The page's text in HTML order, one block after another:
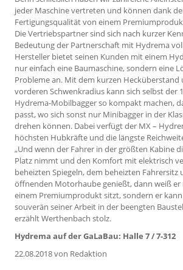
jeder Maschine vertreten und können dank
Fertigungsqualität von einem
Die Vertriebspartner sind sich nach kurzer
Bedeutung der Partnerschaft mit Hydrema
Hersteller bietet seinen Kunden mit einem
nur einfach eine Baumaschine, sondern eine
Probleme an. Mit dem kurzen Hecküberstand
vorderen Schwenkradius kann sich selbst der
Hydrema-Mobilbagger so kompakt machen,
passt, wo sich sonst nur Minibagger in der
drehen können. Dabei verfügt der MX –
höchsten Hubkräfte und die längste
„Und wenn der Fahrer in der größten Kabine
Platz nimmt und den Komfort mit elektrisch
beheizten Spiegeln, dem beheizten Fahrersitz
öffnenden Motorhaube genießt, dann weiß er
einem Premiumprodukt sitzt, sondern er
souverän seiner Arbeit in der beengten
erzählt Werthenbach stolz.
Hydrema auf der GaLaBau: Halle 7 / 7-312
22.08.2018von Redaktion